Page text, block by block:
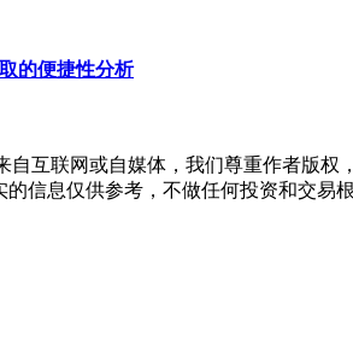
的便捷性分析
自互联网或自媒体，我们尊重作者版
信息仅供参考，不做任何投资和交易